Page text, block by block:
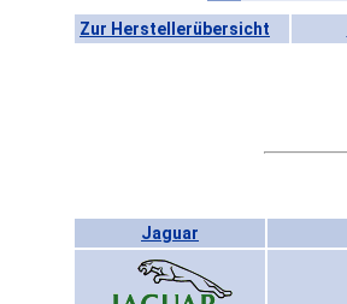
Zur Herstellerübersicht
Jaguar